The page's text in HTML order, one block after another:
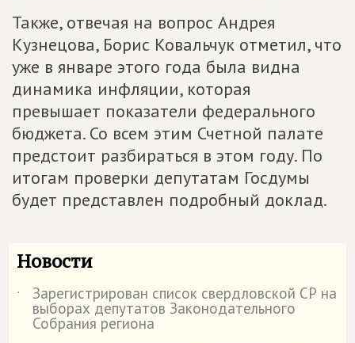
Также, отвечая на вопрос Андрея
Кузнецова, Борис Ковальчук отметил, что
уже в январе этого года была видна
динамика инфляции, которая
превышает показатели федерального
бюджета. Со всем этим Счетной палате
предстоит разбираться в этом году. По
итогам проверки депутатам Госдумы
будет представлен подробный доклад.
Новости
˙ Зарегистрирован список свердловской СР на
выборах депутатов Законодательного
Собрания региона